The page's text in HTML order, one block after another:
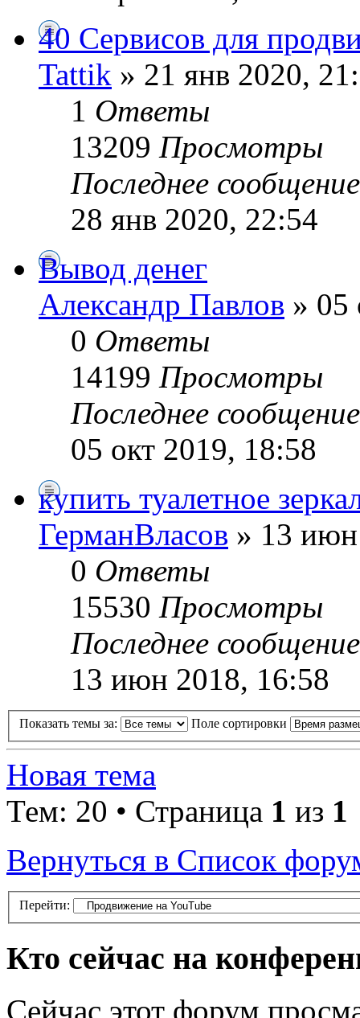
40 Сервисов для
Tattik » 21 янв 2020,
1 Ответы
13209 Просмотры
Последнее
28 янв 2020, 22:54
Вывод денег
Александр Павлов » 05
0 Ответы
14199 Просмотры
Последнее
05 окт 2019, 18:58
купить туалетное
ГерманВласов » 13
0 Ответы
15530 Просмотры
Последнее
13 июн 2018, 16:58
Показать темы за: Поле сортировки
Новая тема
Тем: 20 • Страница 1 из 1
Вернуться в Список
Перейти:
Кто сейчас на
Сейчас этот форум